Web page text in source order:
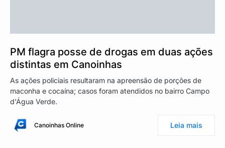
PM flagra posse de drogas em duas ações
distintas em Canoinhas
As ações policiais resultaram na apreensão de porções de
maconha e cocaína; casos foram atendidos no bairro Campo
d'Água Verde.
Canoinhas Online Leia mais